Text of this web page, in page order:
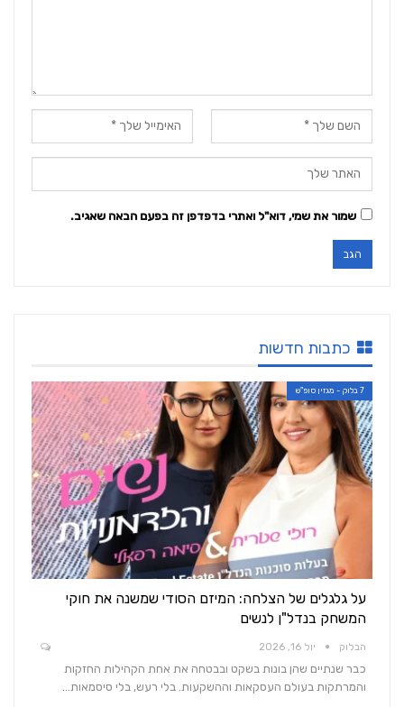
שמור את שמי, דוא"ל ואתרי בדפדפן זה בפעם הבאה שאגיב.
כתבות חדשות
7 בלוק - מגזין סופ"ש
על גלגלים של הצלחה: המיזם הסודי שמשנה את חוקי
המשחק בנדל"ן לנשים
הבלוק יול 16, 2026
כבר שנתיים שהן בונות בשקט ובבטחה את אחת הקהילות החזקות
והמרתקות בעולם העסקאות וההשקעות. בלי רעש, בלי סיסמאות…